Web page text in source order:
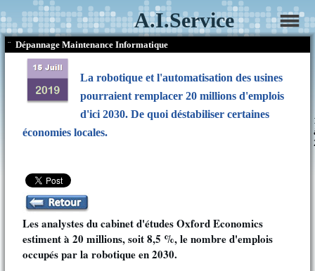
A.I.Service
¨ Dépannage Maintenance Informatique
La robotique et l'automatisation des usines
pourraient remplacer 20 millions d'emplois
d'ici 2030. De quoi déstabiliser certaines
économies locales.
Les analystes du cabinet d'études Oxford Economics
estiment à 20 millions, soit 8,5 %, le nombre d'emplois
occupés par la robotique en 2030.